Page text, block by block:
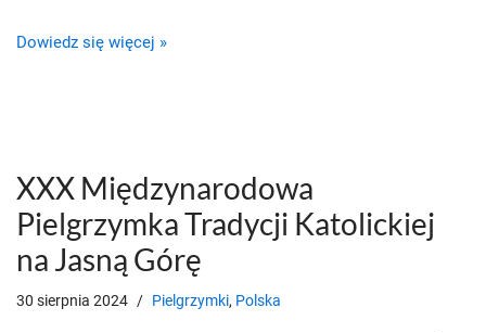
Dowiedz się więcej »
XXX Międzynarodowa
Pielgrzymka Tradycji Katolickiej
na Jasną Górę
30 sierpnia 2024 Pielgrzymki, Polska